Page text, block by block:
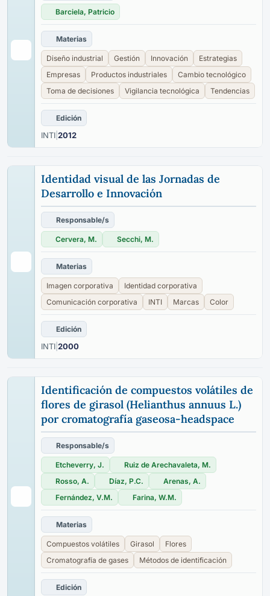
Barciela, Patricio
Materias
Diseño industrial Gestión Innovación
Estrategias
Empresas
Productos industriales
Cambio tecnológico
Toma de decisiones
Vigilancia tecnológica Tendencias
Edición
INTI 2012
Identidad visual de las Jornadas de
Desarrollo e Innovación
Responsable/s
Cervera, M. Secchi, M.
Materias
Imagen corporativa
Identidad corporativa
Comunicación corporativa
INTI Marcas Color
Edición
INTI 2000
Identificación de compuestos volátiles de
flores de girasol (Helianthus annuus L.)
por cromatografía gaseosa-headspace
Responsable/s
Etcheverry, J.
Ruiz de Arechavaleta, M.
Rosso, A.
Díaz, P.C.
Arenas, A.
Fernández, V.M.
Farina, W.M.
Materias
Compuestos volátiles Girasol
Flores
Cromatografía de gases
Métodos de identificación
Edición